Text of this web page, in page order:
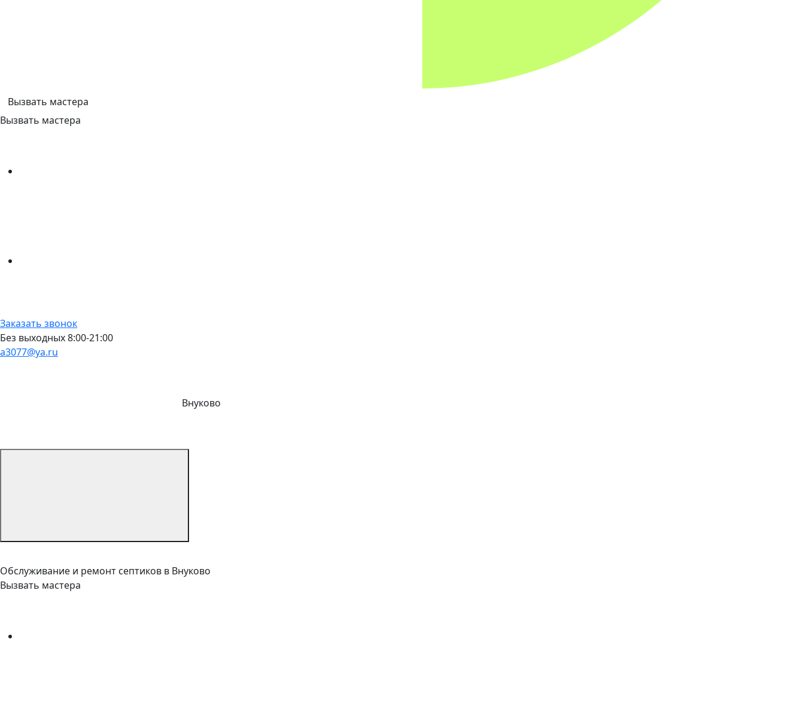
Вызвать мастера
Вызвать мастера
Заказать звонок
Без выходных 8:00-21:00
a3077@ya.ru
Внуково
Обслуживание и ремонт септиков в Внуково
Вызвать мастера